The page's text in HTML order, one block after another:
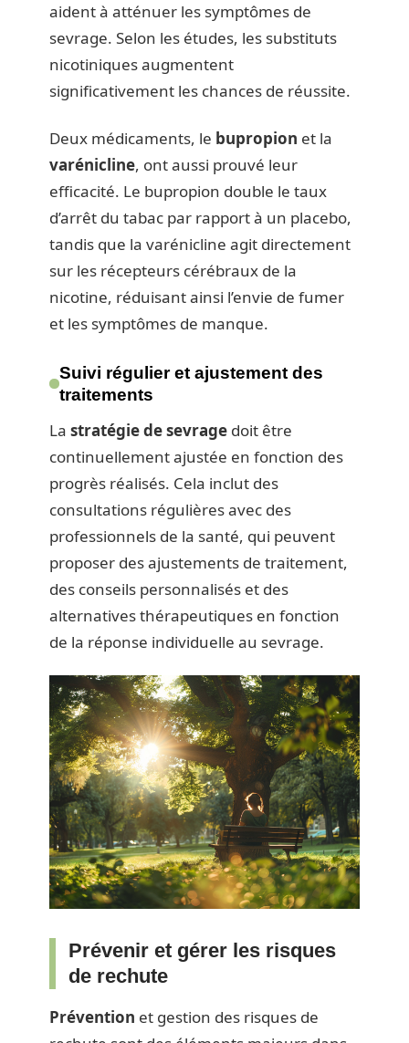
aident à atténuer les symptômes de
sevrage. Selon les études, les substituts
nicotiniques augmentent
significativement les chances de réussite.
Deux médicaments, le bupropion et la
varénicline, ont aussi prouvé leur
efficacité. Le bupropion double le taux
d’arrêt du tabac par rapport à un placebo,
tandis que la varénicline agit directement
sur les récepteurs cérébraux de la
nicotine, réduisant ainsi l’envie de fumer
et les symptômes de manque.
Suivi régulier et ajustement des
traitements
La stratégie de sevrage doit être
continuellement ajustée en fonction des
progrès réalisés. Cela inclut des
consultations régulières avec des
professionnels de la santé, qui peuvent
proposer des ajustements de traitement,
des conseils personnalisés et des
alternatives thérapeutiques en fonction
de la réponse individuelle au sevrage.
Prévenir et gérer les risques
de rechute
Prévention et gestion des risques de